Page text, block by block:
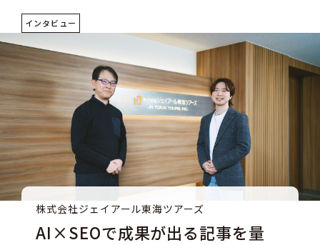
インタビュー
株式会社ジェイアール東海ツアーズ
AI×SEOで成果が出る記事を量